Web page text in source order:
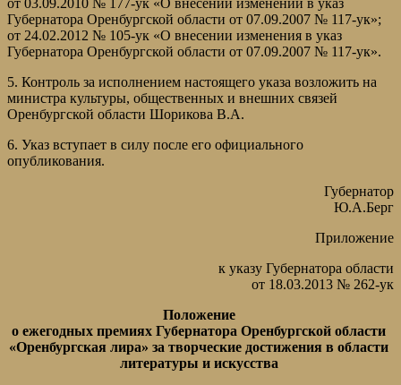
от 03.09.2010 № 177-ук «О внесении изменений в указ
Губернатора Оренбургской области от 07.09.2007 № 117-ук»;
от 24.02.2012 № 105-ук «О внесении изменения в указ
Губернатора Оренбургской области от 07.09.2007 № 117-ук».
5. Контроль за исполнением настоящего указа возложить на
министра культуры, общественных и внешних связей
Оренбургской области Шорикова В.А.
6. Указ вступает в силу после его официального
опубликования.
Губернатор
Ю.А.Берг
Приложение
к указу Губернатора области
от 18.03.2013 № 262-ук
Положение
о ежегодных премиях Губернатора Оренбургской области
«Оренбургская лира» за творческие достижения в области
литературы и искусства